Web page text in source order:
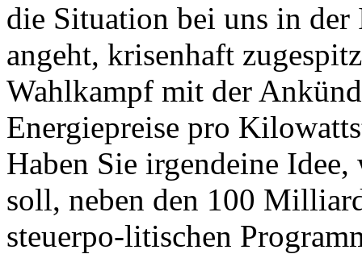
die Situation bei uns in der
angeht, krisenhaft
Wahlkampf mit der
Energiepreise pro
Haben Sie irgendeine
soll, neben den 100
steuerpo-litischen